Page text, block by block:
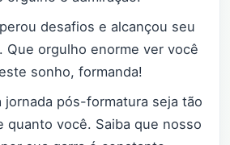
desafios e alcançou seu
Que orgulho enorme ver você
sonho, formanda!
jornada pós-formatura seja tão
quanto você. Saiba que nosso